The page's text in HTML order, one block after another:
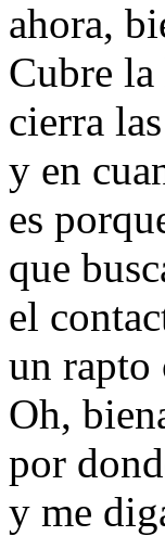
ahora,
Cubre
cierra
y en
es
que
el
un rapto
Oh,
por
y me